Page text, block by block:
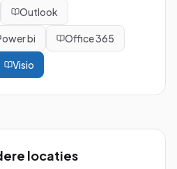
Outlook
bi Office 365
Visio
locaties